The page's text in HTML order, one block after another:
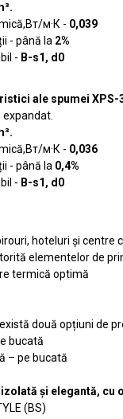
м·К - 0,039
- până la 2%
- B-s1, d0
ale spumei XPS-
expandat.
м·К - 0,036
- până la 0,4%
- B-s1, d0
hoteluri și centre
elementelor de
termică optimă
două opțiuni de
bucată
– pe bucată
și elegantă, cu
(BS)